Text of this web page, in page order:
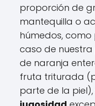
proporción de
mantequilla o
húmedos, como
caso de
de naranja
fruta triturada
parte de la